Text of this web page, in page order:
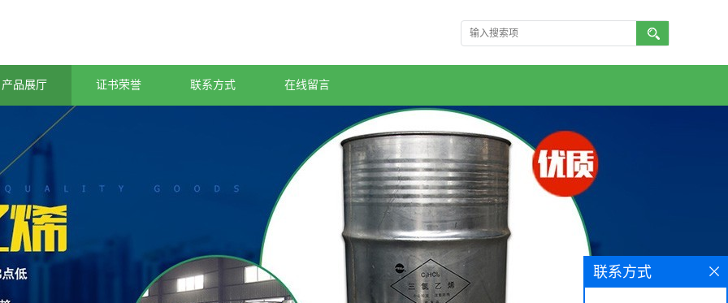
产品展厅 证书荣誉 联系方式 在线留言
联系方式